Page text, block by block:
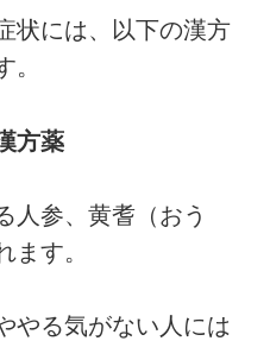
状には、以下の漢方
。
方薬
人参、黄耆（おう
ます。
やる気がない人には